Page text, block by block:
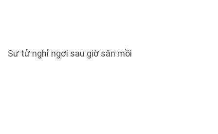
Sư tử nghỉ ngơi sau giờ săn mồi